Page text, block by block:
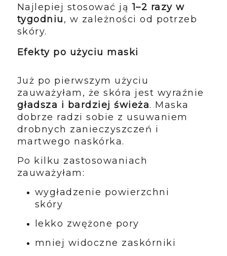
Najlepiej stosować ją1–2 razy w
tygodniu, w zależności od potrzeb
skóry.
Efekty po użyciu maski
Już po pierwszym użyciu
zauważyłam, że skóra jest wyraźnie
gładsza i bardziej świeża. Maska
dobrze radzi sobie z usuwaniem
drobnych zanieczyszczeń i
martwego naskórka.
Po kilku zastosowaniach
zauważyłam:
wygładzenie powierzchni
skóry
lekko zwężone pory
mniej widoczne zaskórniki